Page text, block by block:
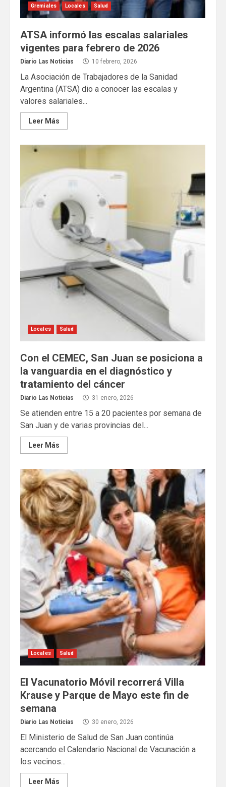
Gremiales Locales Salud
ATSA informó las escalas salariales
vigentes para febrero de 2026
Diario Las Noticias 10 febrero, 2026
La Asociación de Trabajadores de la Sanidad
Argentina (ATSA) dio a conocer las escalas y
valores salariales...
Leer Más
Locales Salud
Con el CEMEC, San Juan se posiciona a
la vanguardia en el diagnóstico y
tratamiento del cáncer
Diario Las Noticias 31 enero, 2026
Se atienden entre 15 a 20 pacientes por semana de
San Juan y de varias provincias del...
Leer Más
Locales Salud
El Vacunatorio Móvil recorrerá Villa
Krause y Parque de Mayo este fin de
semana
Diario Las Noticias 30 enero, 2026
El Ministerio de Salud de San Juan continúa
acercando el Calendario Nacional de Vacunación a
los vecinos...
Leer Más